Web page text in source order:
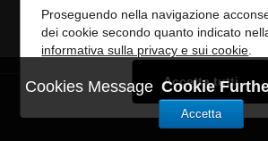
Cookies Message Cookie
Accetta
Proseguendo nella navigazione
dei cookie secondo quanto indicato
informativa sulla privacy e sui cookie.
Accetta tutti